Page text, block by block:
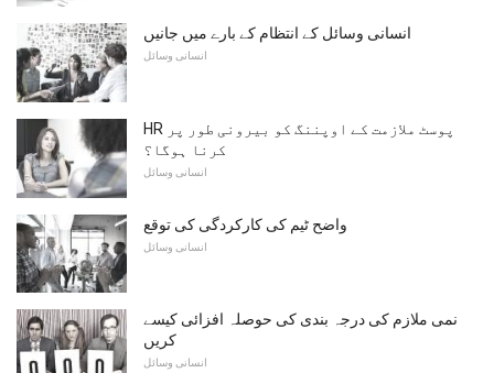
انسانی وسائل کے انتظام کے بارے میں جانیں
انسانی وسائل
HR پوسٹ ملازمت کے اوپننگ کو بیرونی طور پر
کرنا ہوگا؟
انسانی وسائل
واضح ٹیم کی کارکردگی کی توقع
انسانی وسائل
نمی ملازم کی درجہ بندی کی حوصلہ افزائی کیسے
کریں
انسانی وسائل